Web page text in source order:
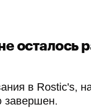
в Rostic's,
завершен.